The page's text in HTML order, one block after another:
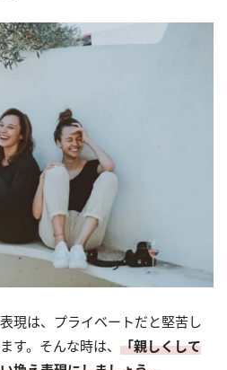
現は、プライベートだと堅苦し
す。そんな時は、 「親しくして